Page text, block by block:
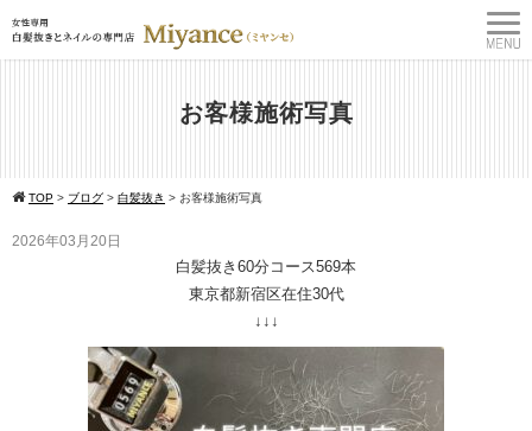
お客様施術写真
TOP > ブログ > 白髪抜き > お客様施術写真
2026年03月20日
白髪抜き60分コース569本
東京都新宿区在住30代
↓↓↓